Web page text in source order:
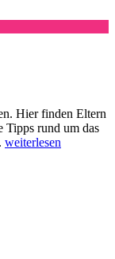
Hier finden Eltern
rund um das
weiterlesen